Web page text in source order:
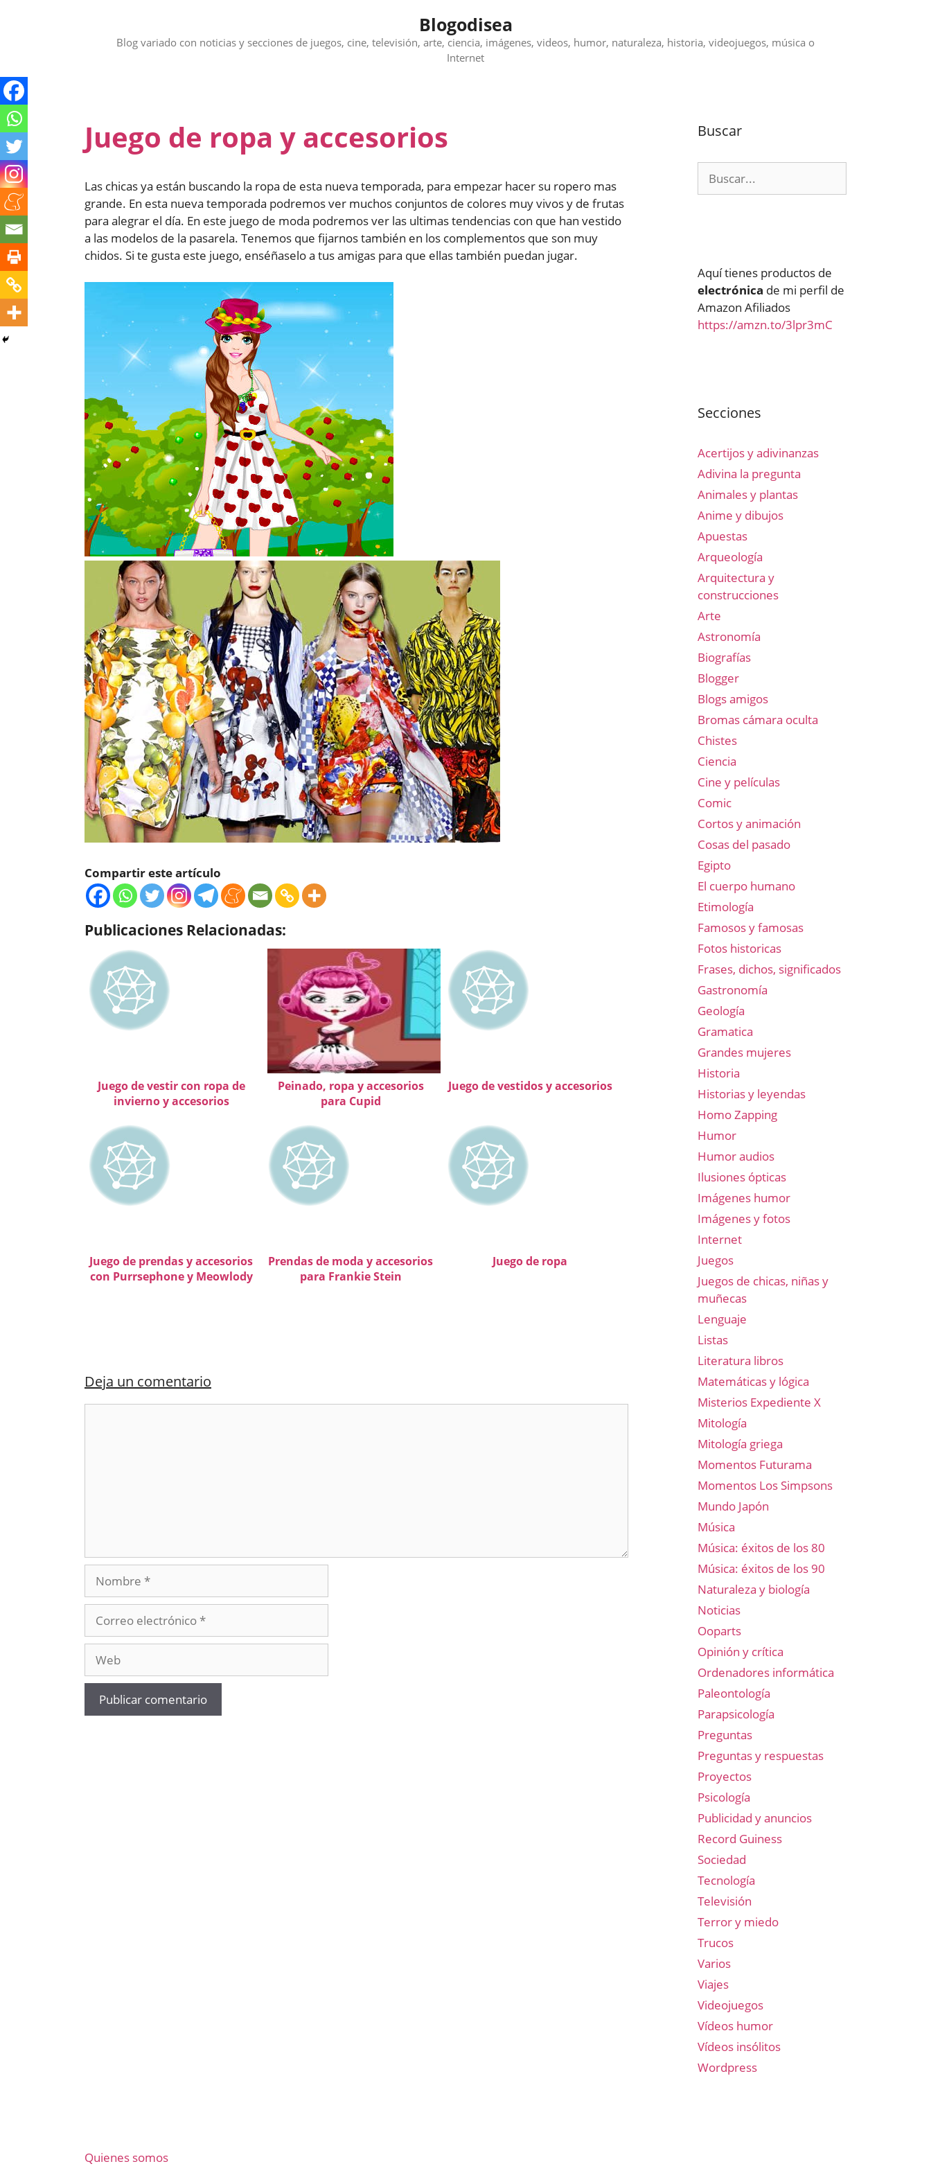
Blogodisea
Blog variado con noticias y secciones de juegos, cine, televisión, arte, ciencia, imágenes, videos, humor, naturaleza, historia, videojuegos, música o
Internet
Juego de ropa y accesorios
Las chicas ya están buscando la ropa de esta nueva temporada, para empezar hacer su ropero mas
grande. En esta nueva temporada podremos ver muchos conjuntos de colores muy vivos y de frutas
para alegrar el día. En este juego de moda podremos ver las ultimas tendencias con que han vestido
a las modelos de la pasarela. Tenemos que fijarnos también en los complementos que son muy
chidos. Si te gusta este juego, enséñaselo a tus amigas para que ellas también puedan jugar.
Compartir este artículo
Publicaciones Relacionadas:
Juego de vestir con ropa de
invierno y accesorios
Peinado, ropa y accesorios
para Cupid
Juego de vestidos y accesorios
Juego de prendas y accesorios
con Purrsephone y Meowlody
Prendas de moda y accesorios
para Frankie Stein
Juego de ropa
Deja un comentario
Nombre
electrónico
Buscar
Aquí tienes productos de
electrónica de mi perfil de
Amazon Afiliados
https://amzn.to/3lpr3mC
Secciones
Acertijos y adivinanzas
Adivina la pregunta
Animales y plantas
Anime y dibujos
Apuestas
Arqueología
Arquitectura y
construcciones
Arte
Astronomía
Biografías
Blogger
Blogs amigos
Bromas cámara oculta
Chistes
Ciencia
Cine y películas
Comic
Cortos y animación
Cosas del pasado
Egipto
El cuerpo humano
Etimología
Famosos y famosas
Fotos historicas
Frases, dichos, significados
Gastronomía
Geología
Gramatica
Grandes mujeres
Historia
Historias y leyendas
Homo Zapping
Humor
Humor audios
Ilusiones ópticas
Imágenes humor
Imágenes y fotos
Internet
Juegos
Juegos de chicas, niñas y
muñecas
Lenguaje
Listas
Literatura libros
Matemáticas y lógica
Misterios Expediente X
Mitología
Mitología griega
Momentos Futurama
Momentos Los Simpsons
Mundo Japón
Música
Música: éxitos de los 80
Música: éxitos de los 90
Naturaleza y biología
Noticias
Ooparts
Opinión y crítica
Ordenadores informática
Paleontología
Parapsicología
Preguntas
Preguntas y respuestas
Proyectos
Psicología
Publicidad y anuncios
Record Guiness
Sociedad
Tecnología
Televisión
Terror y miedo
Trucos
Varios
Viajes
Videojuegos
Vídeos humor
Vídeos insólitos
Wordpress
Quienes somos